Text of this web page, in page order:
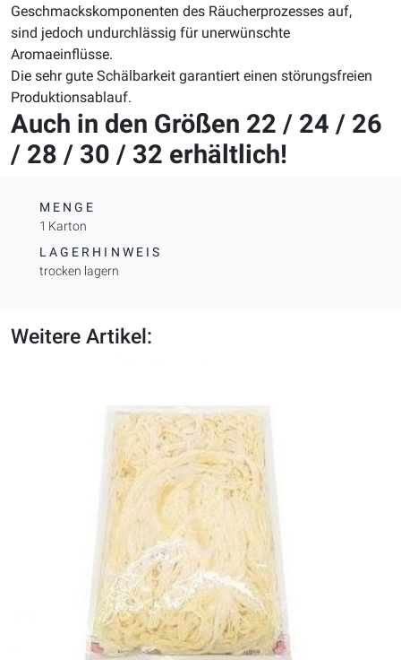
Geschmackskomponenten des Räucherprozesses auf,
sind jedoch undurchlässig für unerwünschte
Aromaeinflüsse.
Die sehr gute Schälbarkeit garantiert einen störungsfreien
Produktionsablauf.
Auch in den Größen 22 / 24 / 26
/ 28 / 30 / 32 erhältlich!
MENGE
1 Karton
LAGERHINWEIS
trocken lagern
Weitere Artikel: